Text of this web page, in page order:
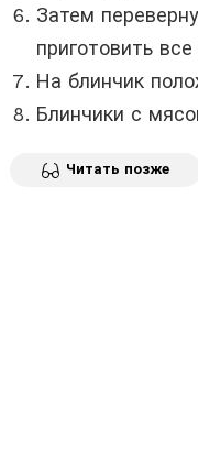
Затем
приготовить
На блинчик
Блинчики с
Читать позже